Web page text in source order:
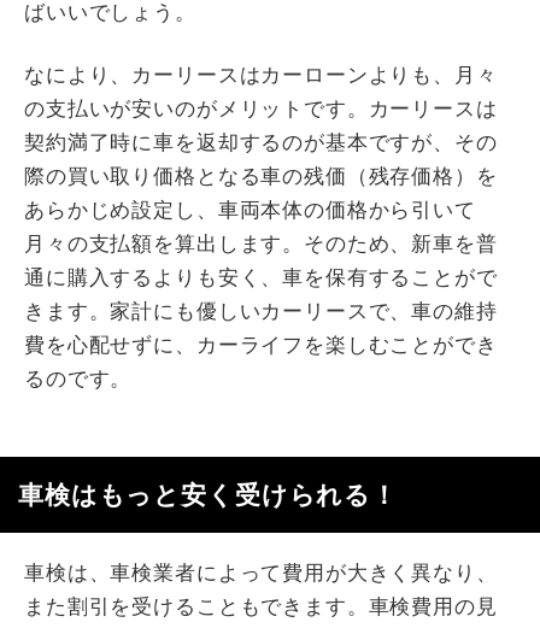
ばいいでしょう。
なにより、カーリースはカーローンよりも、月々
の支払いが安いのがメリットです。カーリースは
契約満了時に車を返却するのが基本ですが、その
際の買い取り価格となる車の残価（残存価格）を
あらかじめ設定し、車両本体の価格から引いて
月々の支払額を算出します。そのため、新車を普
通に購入するよりも安く、車を保有することがで
きます。家計にも優しいカーリースで、車の維持
費を心配せずに、カーライフを楽しむことができ
るのです。
車検はもっと安く受けられる！
車検は、車検業者によって費用が大きく異なり、
また割引を受けることもできます。車検費用の見